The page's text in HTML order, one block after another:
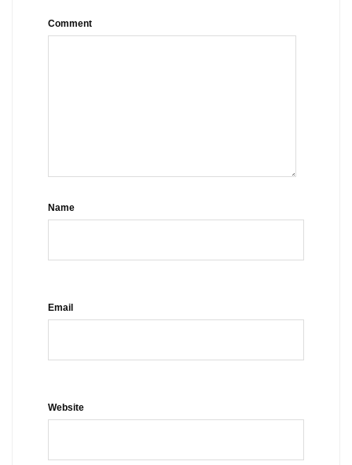
Comment
Name
Email
Website